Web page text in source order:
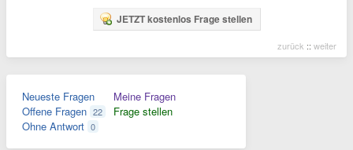
JETZT kostenlos Frage stellen
zurück :: weiter
Neueste Fragen
Offene Fragen 22
Ohne Antwort 0
Meine Fragen
Frage stellen